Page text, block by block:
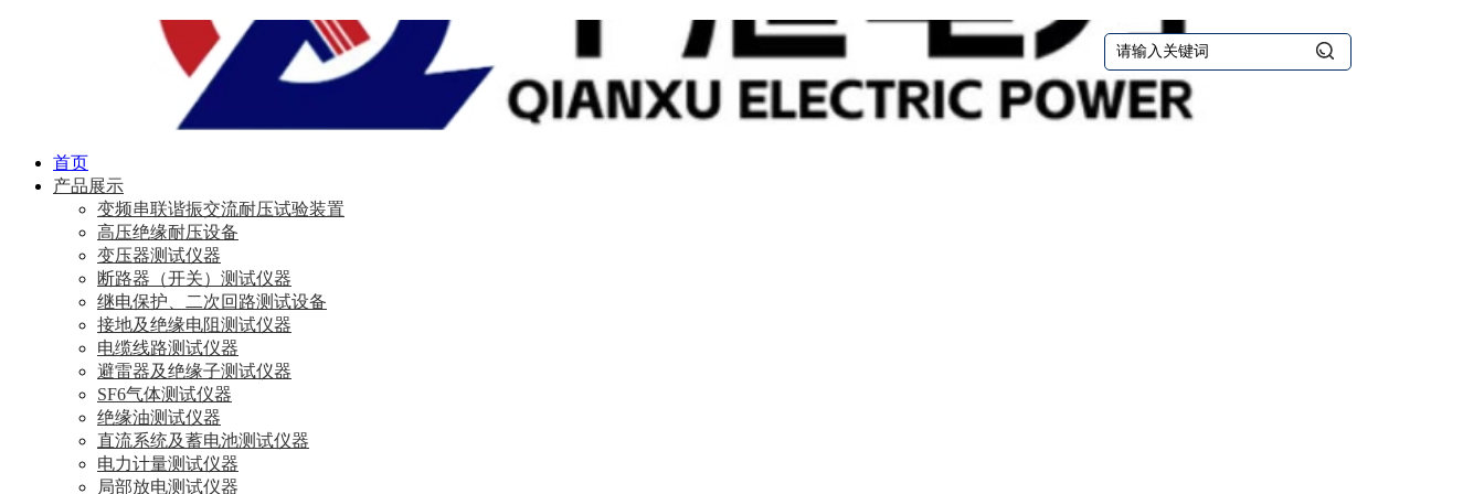
首页
产品展示
变频串联谐振交流耐压试验装置
高压绝缘耐压设备
变压器测试仪器
断路器（开关）测试仪器
继电保护、二次回路测试设备
接地及绝缘电阻测试仪器
电缆线路测试仪器
避雷器及绝缘子测试仪器
SF6气体测试仪器
绝缘油测试仪器
直流系统及蓄电池测试仪器
电力计量测试仪器
局部放电测试仪器